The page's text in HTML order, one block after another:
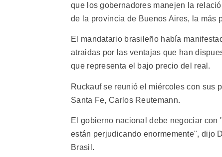
que los gobernadores manejen la
de la provincia de Buenos Aires, la más
El mandatario brasileño había
atraidas por las ventajas que han
que representa el bajo precio del real.
Ruckauf se reunió el miércoles con sus
Santa Fe, Carlos Reutemann.
El gobierno nacional debe negociar
están perjudicando enormemente", dijo
Brasil.